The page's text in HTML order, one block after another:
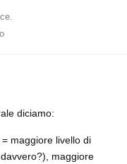
diciamo:
maggiore livello di
maggiore